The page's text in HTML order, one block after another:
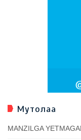
Мутолаа
MANZILGA